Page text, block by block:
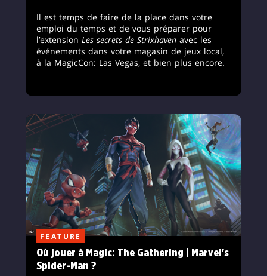
Il est temps de faire de la place dans votre
emploi du temps et de vous préparer pour
l’extension Les secrets de Strixhaven avec les
événements dans votre magasin de jeux local,
à la MagicCon: Las Vegas, et bien plus encore.
FEATURE
Où jouer à Magic: The Gathering | Marvel's
Spider-Man ?